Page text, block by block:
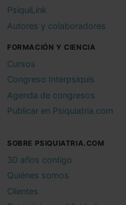
PsiquiLink
Autores y colaboradores
FORMACIÓN Y CIENCIA
Cursos
Congreso Interpsiquis
Agenda de congresos
Publicar en Psiquiatria.com
SOBRE PSIQUIATRIA.COM
30 años contigo
Quiénes somos
Clientes